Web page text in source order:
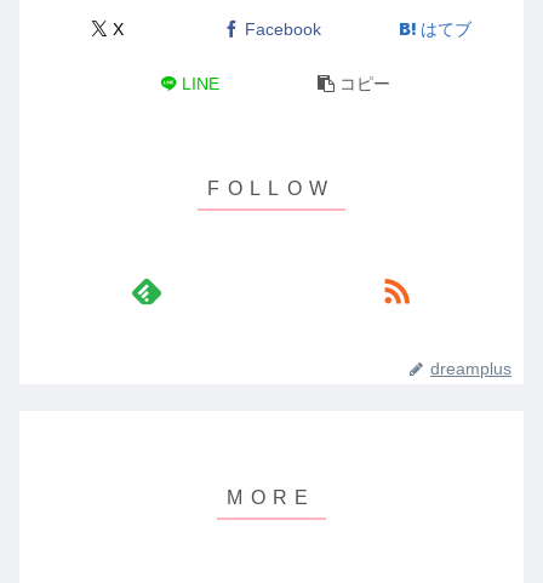
X Facebook はてブ
LINE コピー
dreamplus